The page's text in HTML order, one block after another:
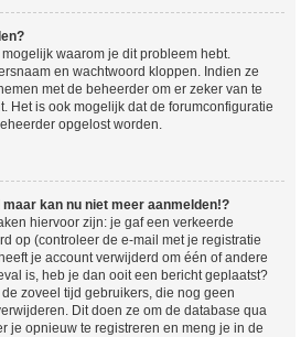
waarom je dit probleem hebt.
en wachtwoord kloppen. Indien ze
met de beheerder om er zeker van te
Het is ook mogelijk dat de forumconfiguratie
opgelost worden.
kan nu niet meer aanmelden!?
hiervoor zijn: je gaf een verkeerde
op (controleer de e-mail met je registratie
je account verwijderd om één of andere
is, heb je dan ooit een bericht geplaatst?
zoveel tijd gebruikers, die nog geen
Dit doen ze om de database qua
je opnieuw te registreren en meng je in de